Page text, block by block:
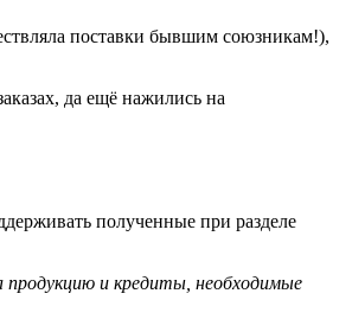
поставки бывшим союзникам!),
да ещё нажились на
полученные при разделе
продукцию и кредиты, необходимые